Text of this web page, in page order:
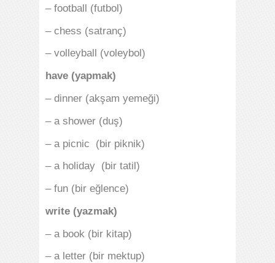
– football (futbol)
– chess (satranç)
– volleyball (voleybol)
have (yapmak)
– dinner (akşam yemeği)
– a shower (duş)
– a picnic (bir piknik)
– a holiday (bir tatil)
– fun (bir eğlence)
write (yazmak)
– a book (bir kitap)
– a letter (bir mektup)